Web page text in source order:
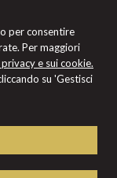
per consentire
Per maggiori
e sui cookie.
su 'Gestisci